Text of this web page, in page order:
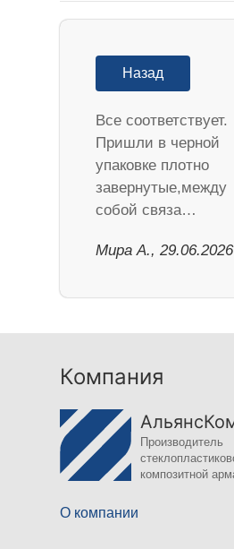
Назад
Все соответствует.
Пришли в черной
упаковке плотно
завернутые,между
собой связа…
Мира А., 29.06.2026
Компания
Производитель
композитной
О компании